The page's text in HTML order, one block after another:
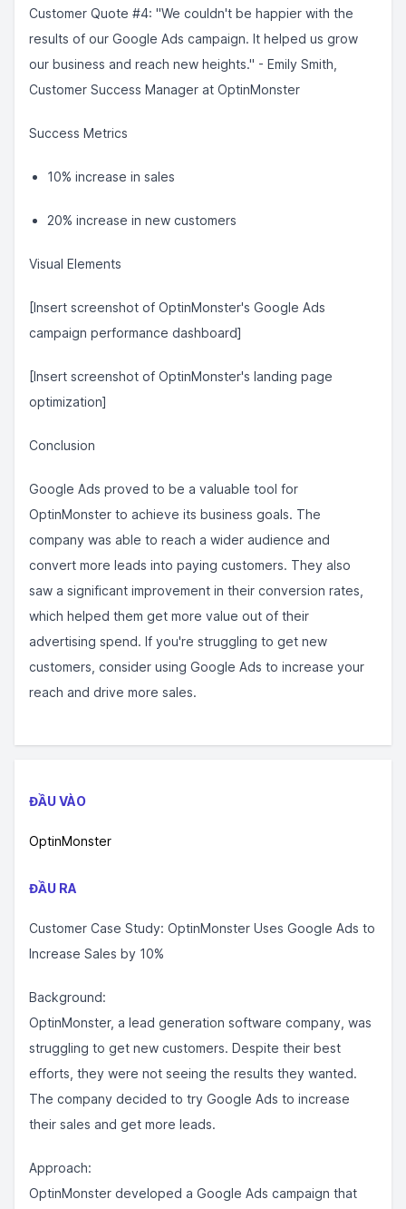
Customer Quote #4: "We couldn't be happier with the
results of our Google Ads campaign. It helped us grow
our business and reach new heights." - Emily Smith,
Customer Success Manager at OptinMonster
Success Metrics
10% increase in sales
20% increase in new customers
Visual Elements
[Insert screenshot of OptinMonster's Google Ads
campaign performance dashboard]
[Insert screenshot of OptinMonster's landing page
optimization]
Conclusion
Google Ads proved to be a valuable tool for
OptinMonster to achieve its business goals. The
company was able to reach a wider audience and
convert more leads into paying customers. They also
saw a significant improvement in their conversion rates,
which helped them get more value out of their
advertising spend. If you're struggling to get new
customers, consider using Google Ads to increase your
reach and drive more sales.
ĐẦU VÀO
OptinMonster
ĐẦU RA
Customer Case Study: OptinMonster Uses Google Ads to
Increase Sales by 10%
Background:
OptinMonster, a lead generation software company, was
struggling to get new customers. Despite their best
efforts, they were not seeing the results they wanted.
The company decided to try Google Ads to increase
their sales and get more leads.
Approach:
OptinMonster developed a Google Ads campaign that